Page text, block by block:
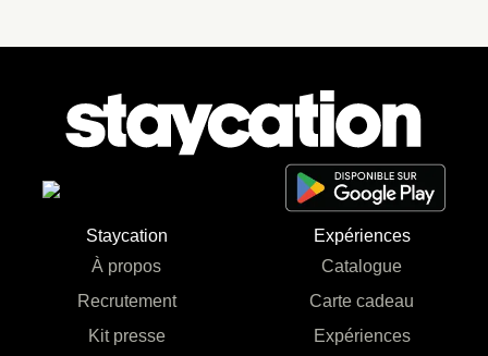
Staycation
À propos
Recrutement
Kit presse
Expériences
Catalogue
Carte cadeau
Expériences